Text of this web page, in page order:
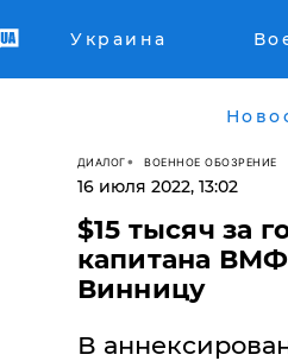
Украина
ДИАЛОГ ВОЕННОЕ ОБОЗРЕНИЕ
16 июля 2022, 13:02
​$15 тысяч за
капитана
Винницу
В